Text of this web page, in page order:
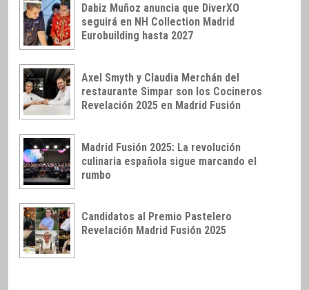
Dabiz Muñoz anuncia que DiverXO
seguirá en NH Collection Madrid
Eurobuilding hasta 2027
Axel Smyth y Claudia Merchán del
restaurante Simpar son los Cocineros
Revelación 2025 en Madrid Fusión
Madrid Fusión 2025: La revolución
culinaria española sigue marcando el
rumbo
Candidatos al Premio Pastelero
Revelación Madrid Fusión 2025